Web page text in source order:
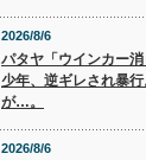
2026/8/6
パタヤ「ウインカー
少年、逆ギレされ暴
が…。
2026/8/6